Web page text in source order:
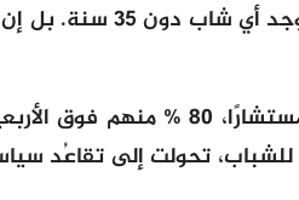
وعلى مستوى الجماعات المحلية، يبلغ عدد الأعضاء 4223 مستشارًا، 80 % منهم
للشباب، تحولت إلى تقاعُد